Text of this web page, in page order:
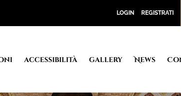
LOGIN REGISTRATI
accessibilità gallery News